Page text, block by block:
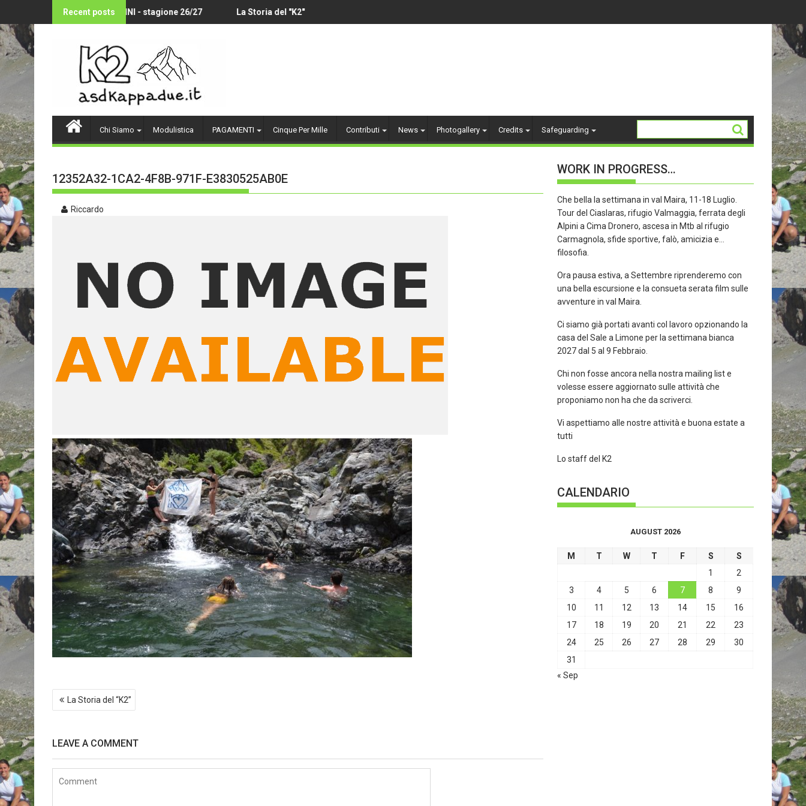
content
Recent posts
AMATORIALE 14-18 ANNI - stagione 26/27 La Storia del "K2"
Chi Siamo Modulistica PAGAMENTI Cinque Per Mille Contributi News Photogallery Credits Safeguarding
12352A32-1CA2-4F8B-971F-E3830525AB0E
Riccardo
Post
navigation
La Storia del “K2”
LEAVE A COMMENT
WORK IN PROGRESS…
Che bella la settimana in val Maira, 11-18 Luglio.
Tour del Ciaslaras, rifugio Valmaggia, ferrata degli
Alpini a Cima Dronero, ascesa in Mtb al rifugio
Carmagnola, sfide sportive, falò, amicizia e…
filosofia.
Ora pausa estiva, a Settembre riprenderemo con
una bella escursione e la consueta serata film sulle
avventure in val Maira.
Ci siamo già portati avanti col lavoro opzionando la
casa del Sale a Limone per la settimana bianca
2027 dal 5 al 9 Febbraio.
Chi non fosse ancora nella nostra mailing list e
volesse essere aggiornato sulle attività che
proponiamo non ha che da scriverci.
Vi aspettiamo alle nostre attività e buona estate a
tutti
Lo staff del K2
CALENDARIO
AUGUST 2026
M T W T F S
S
1
2
3
4 5 6 7 8
9
10
11 12 13 14 15
16
17
18 19 20 21 22
23
24
25 26 27 28 29
30
31
« Sep